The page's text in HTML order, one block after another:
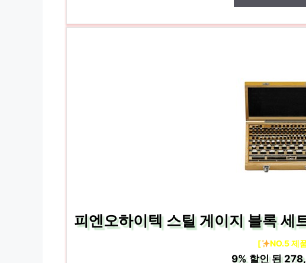
피엔오하이텍 스틸 게이지 블록
[ NO.5 제
9%할인 된